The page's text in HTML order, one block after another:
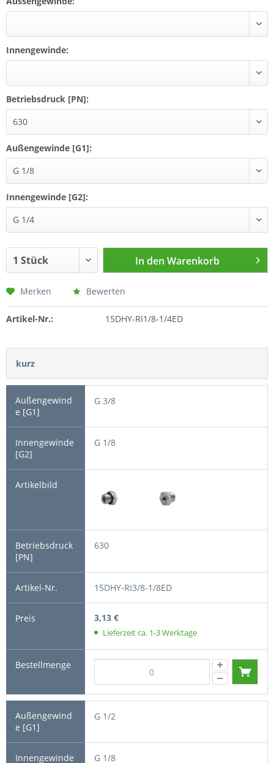
Innengewinde:
Betriebsdruck [PN]:
Außengewinde [G1]:
Innengewinde [G2]:
In den Warenkorb
Merken Bewerten
Artikel-Nr.: 15DHY-RI1/8-1/4ED
kurz
G 3/8
G 1/8
630
15DHY-RI3/8-1/8ED
3,13 €
Lieferzeit ca. 1-3 Werktage
G 1/2
G 1/8